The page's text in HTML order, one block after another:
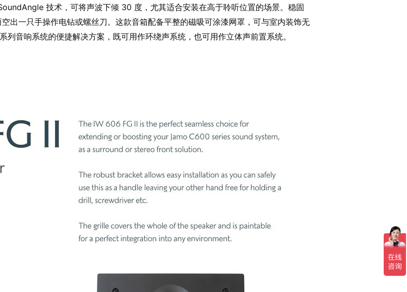
技术，可将声波下倾 30 度，尤其适合安装在高于聆听位置的场景。稳固
出一只手操作电钻或螺丝刀。这款音箱配备平整的磁吸可涂漆网罩，可与室内装饰无
音响系统的便捷解决方案，既可用作环绕声系统，也可用作立体声前置系统。